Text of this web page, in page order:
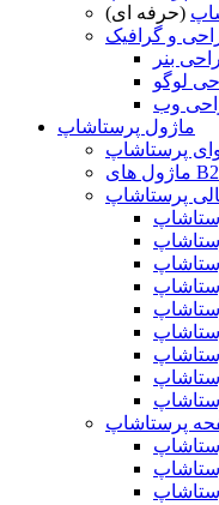
(حرفه ای)
و گرافیک
بنر
لوگو
وب
ماژول پرستاشاپ
پرستاشاپ
پرستاشاپ
پرستاشاپ